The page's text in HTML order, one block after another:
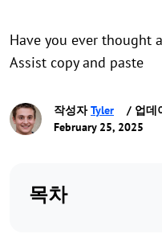
Have you ever thought
Assist copy and paste
작성자Tyler
/ 업데
February 25, 2025
목차